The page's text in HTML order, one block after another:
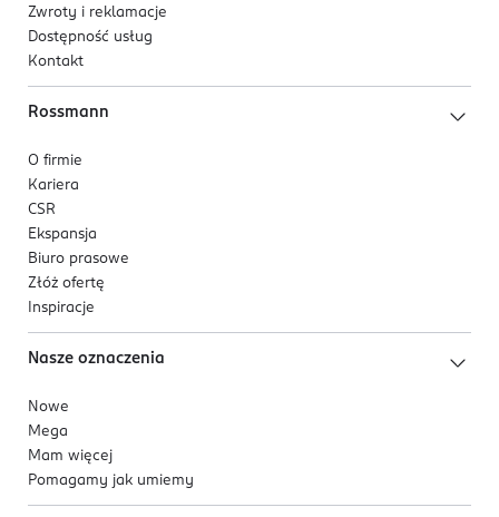
Zwroty i reklamacje
Dostępność usług
Kontakt
Rossmann
O firmie
Kariera
CSR
Ekspansja
Biuro prasowe
Złóż ofertę
Inspiracje
Nasze oznaczenia
Nowe
Mega
Mam więcej
Pomagamy jak umiemy